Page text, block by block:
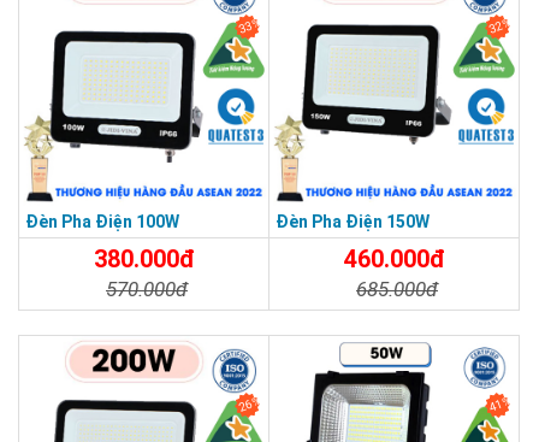
33%
Đèn Pha Điện 100W
380.000đ
570.000đ
32%
Đèn Pha Điện 150W
460.000đ
685.000đ
26% 41%